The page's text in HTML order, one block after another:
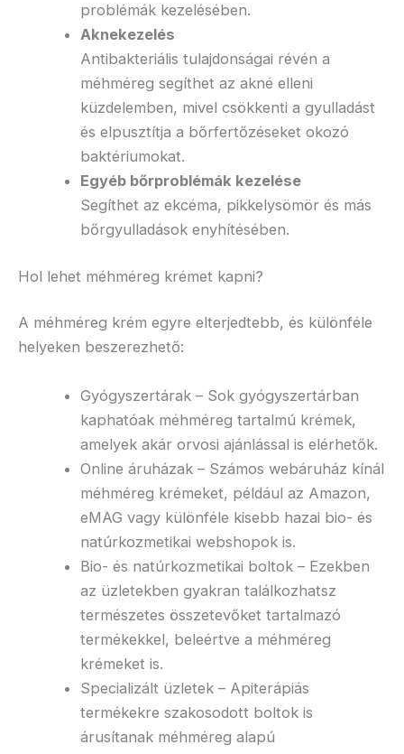
problémák kezelésében.
Aknekezelés
Antibakteriális tulajdonságai révén a
méhméreg segíthet az akné elleni
küzdelemben, mivel csökkenti a gyulladást
és elpusztítja a bőrfertőzéseket okozó
baktériumokat.
Egyéb bőrproblémák kezelése
Segíthet az ekcéma, pikkelysömör és más
bőrgyulladások enyhítésében.
Hol lehet méhméreg krémet kapni?
A méhméreg krém egyre elterjedtebb, és különféle
helyeken beszerezhető:
Gyógyszertárak – Sok gyógyszertárban
kaphatóak méhméreg tartalmú krémek,
amelyek akár orvosi ajánlással is elérhetők.
Online áruházak – Számos webáruház kínál
méhméreg krémeket, például az Amazon,
eMAG vagy különféle kisebb hazai bio- és
natúrkozmetikai webshopok is.
Bio- és natúrkozmetikai boltok – Ezekben
az üzletekben gyakran találkozhatsz
természetes összetevőket tartalmazó
termékekkel, beleértve a méhméreg
krémeket is.
Specializált üzletek – Apiterápiás
termékekre szakosodott boltok is
árusítanak méhméreg alapú